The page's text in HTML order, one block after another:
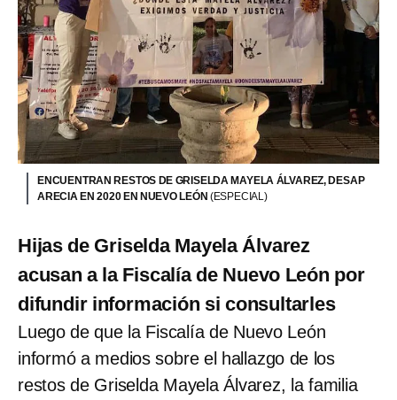
ENCUENTRAN RESTOS DE GRISELDA MAYELA ÁLVAREZ, DESAP
ARECIA EN 2020 EN NUEVO LEÓN (ESPECIAL)
Hijas de Griselda Mayela Álvarez
acusan a la Fiscalía de Nuevo León por
difundir información si consultarles
Luego de que la Fiscalía de Nuevo León
informó a medios sobre el hallazgo de los
restos de Griselda Mayela Álvarez, la familia